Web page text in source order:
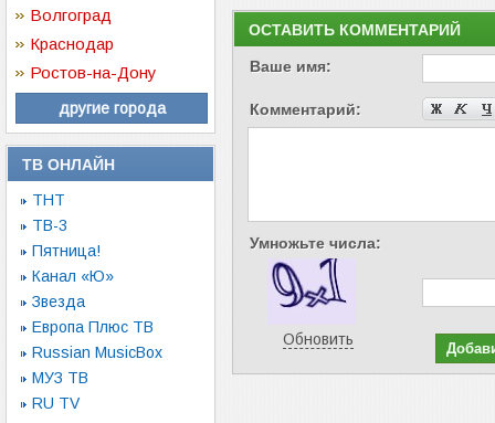
Волгоград
Краснодар
Ростов-на-Дону
другие города
ТВ ОНЛАЙН
ТНТ
ТВ-3
Пятница!
Канал «Ю»
Звезда
Европа Плюс ТВ
Russian MusicBox
МУЗ ТВ
RU TV
ОСТАВИТЬ КОММЕНТАРИЙ
Ваше имя:
Комментарий:
Умножьте числа:
Обновить